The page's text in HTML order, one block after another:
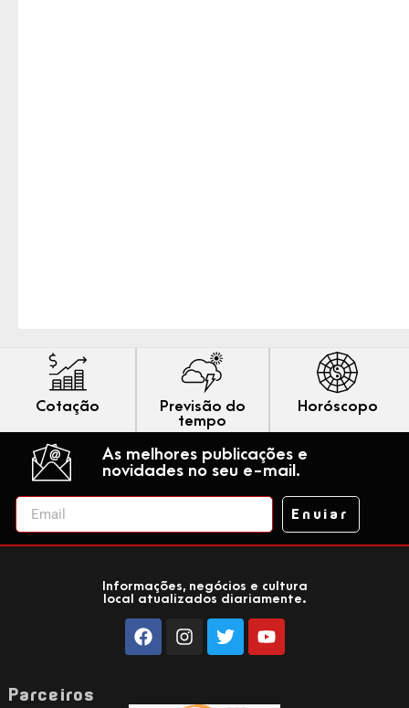
Cotação
Previsão do
tempo
Horóscopo
As melhores publicações e
novidades no seu e-mail.
Enviar
Informações, negócios e cultura
local atualizados diariamente.
Parceiros